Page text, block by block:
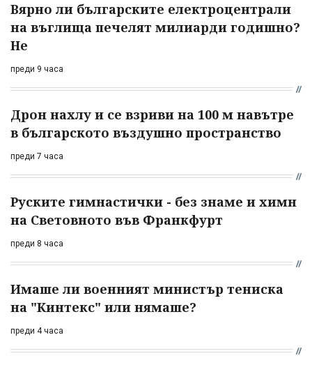
Вярно ли българските електроцентрали
на въглища печелят милиарди годишно?
Не
преди 9 часа
Дрон нахлу и се взриви на 100 м навътре
в българското въздушно пространство
преди 7 часа
Руските гимнастички - без знаме и химн
на Световното във Франкфурт
преди 8 часа
Имаше ли военният министър тениска
на "Кинтекс" или нямаше?
преди 4 часа